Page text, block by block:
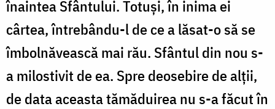
înaintea Sfântului. Totuşi, în inima ei
cârtea, întrebându-l de ce a lăsat-o să se
îmbolnăvească mai rău. Sfântul din nou s-
a milostivit de ea. Spre deosebire de alţii,
de data aceasta tămăduirea nu s-a făcut în